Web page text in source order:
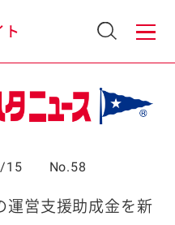
ト
15 No.58
運営支援助成金を新